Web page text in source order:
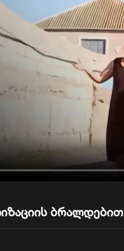
ბრალდებით